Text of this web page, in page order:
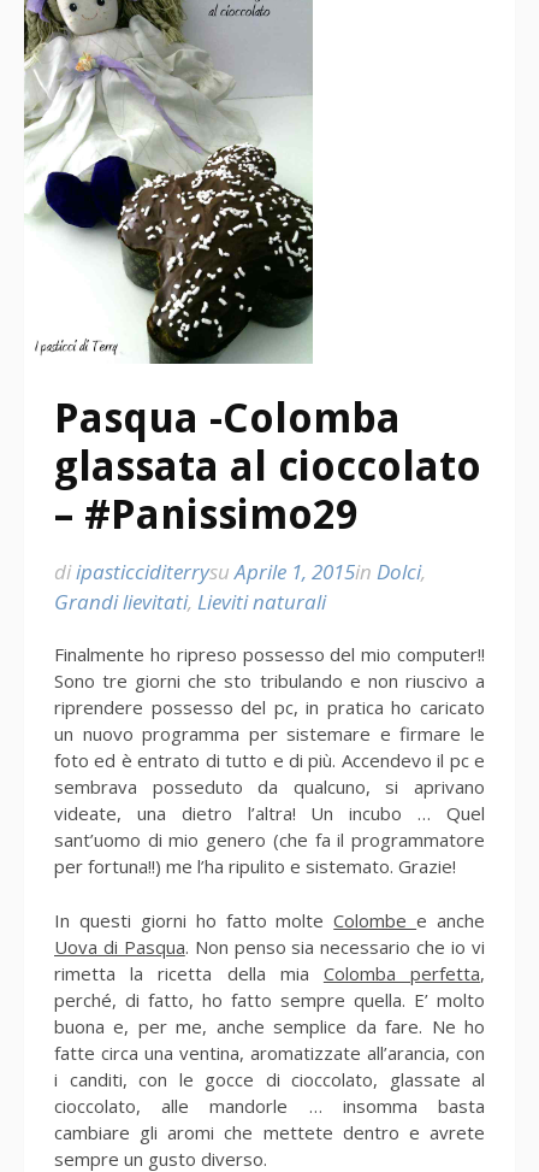
Pasqua -Colomba
glassata al cioccolato
– #Panissimo29
diipasticciditerrysuAprile 1, 2015in Dolci,
Grandi lievitati, Lieviti naturali
Finalmente ho ripreso possesso del mio computer!!
Sono tre giorni che sto tribulando e non riuscivo a
riprendere possesso del pc, in pratica ho caricato
un nuovo programma per sistemare e firmare le
foto ed è entrato di tutto e di più. Accendevo il pc e
sembrava posseduto da qualcuno, si aprivano
videate, una dietro l’altra! Un incubo … Quel
sant’uomo di mio genero (che fa il programmatore
per fortuna!!) me l’ha ripulito e sistemato. Grazie!
In questi giorni ho fatto molteColombee anche
Uova di Pasqua. Non penso sia necessario che io vi
rimetta la ricetta della mia Colomba perfetta,
perché, di fatto, ho fatto sempre quella. E’ molto
buona e, per me, anche semplice da fare. Ne ho
fatte circa una ventina, aromatizzate all’arancia, con
i canditi, con le gocce di cioccolato, glassate al
cioccolato, alle mandorle … insomma basta
cambiare gli aromi che mettete dentro e avrete
sempre un gusto diverso.